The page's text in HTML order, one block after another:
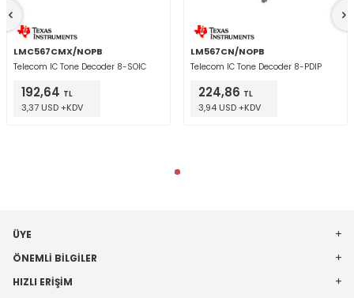
LMC567CMX/NOPB
Telecom IC Tone Decoder 8-SOIC
192,64 TL
3,37 USD +KDV
LM567CN/NOPB
Telecom IC Tone Decoder 8-PDIP
224,86 TL
3,94 USD +KDV
ÜYE
ÖNEMLI BILGILER
HIZLI ERIŞIM